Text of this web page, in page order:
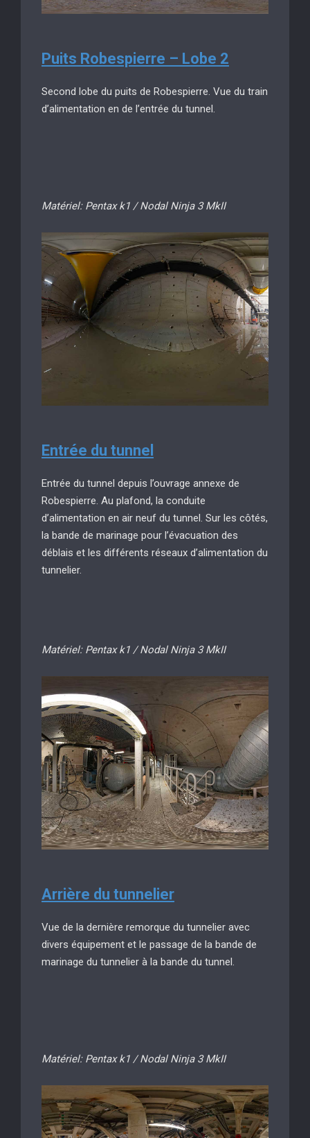
Puits Robespierre – Lobe 2
Second lobe du puits de Robespierre. Vue du train
d’alimentation en de l’entrée du tunnel.
Matériel: Pentax k1 / Nodal Ninja 3 MkII
Entrée du tunnel
Entrée du tunnel depuis l’ouvrage annexe de
Robespierre. Au plafond, la conduite
d’alimentation en air neuf du tunnel. Sur les côtés,
la bande de marinage pour l’évacuation des
déblais et les différents réseaux d’alimentation du
tunnelier.
Matériel: Pentax k1 / Nodal Ninja 3 MkII
Arrière du tunnelier
Vue de la dernière remorque du tunnelier avec
divers équipement et le passage de la bande de
marinage du tunnelier à la bande du tunnel.
Matériel: Pentax k1 / Nodal Ninja 3 MkII